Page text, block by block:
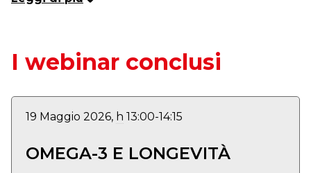
I webinar conclusi
19 Maggio 2026, h 13:00-14:15
OMEGA-3 E LONGEVITÀ